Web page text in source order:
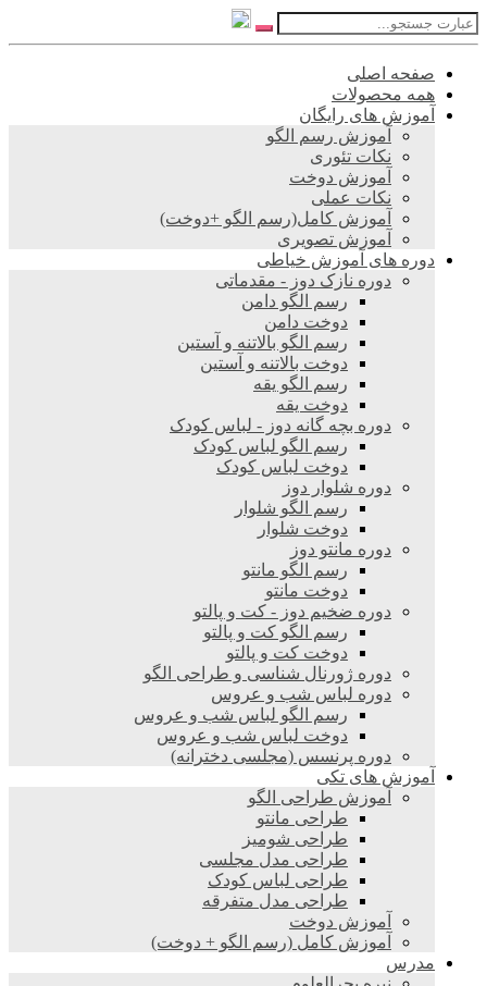
صفحه اصلی
همه محصولات
آموزش های رایگان
آموزش رسم الگو
نکات تئوری
آموزش دوخت
نکات عملی
آموزش کامل(رسم الگو +دوخت)
آموزش تصویری
دوره های آموزش خیاطی
دوره نازک دوز - مقدماتی
رسم الگو دامن
دوخت دامن
رسم الگو بالاتنه و آستین
دوخت بالاتنه و آستین
رسم الگو یقه
دوخت یقه
دوره بچه گانه دوز - لباس کودک
رسم الگو لباس کودک
دوخت لباس کودک
دوره شلوار دوز
رسم الگو شلوار
دوخت شلوار
دوره مانتو دوز
رسم الگو مانتو
دوخت مانتو
دوره ضخیم دوز - کت و پالتو
رسم الگو کت و پالتو
دوخت کت و پالتو
دوره ژورنال شناسی و طراحی الگو
دوره لباس شب و عروس
رسم الگو لباس شب و عروس
دوخت لباس شب و عروس
دوره پرنسس (مجلسی دخترانه)
آموزش های تکی
آموزش طراحی الگو
طراحی مانتو
طراحی شومیز
طراحی مدل مجلسی
طراحی لباس کودک
طراحی مدل متفرقه
آموزش دوخت
آموزش کامل (رسم الگو + دوخت)
مدرس